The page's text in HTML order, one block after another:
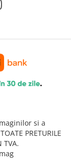
si a
PRETURILE
TVA.